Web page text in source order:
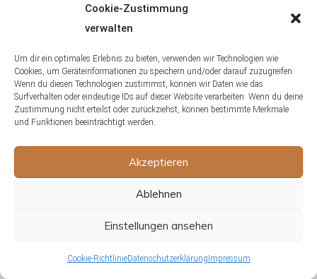
Cookie-Zustimmung
verwalten
Um dir ein optimales Erlebnis zu bieten, verwenden wir Technologien wie
Cookies, um Geräteinformationen zu speichern und/oder darauf zuzugreifen.
Wenn du diesen Technologien zustimmst, können wir Daten wie das
Surfverhalten oder eindeutige IDs auf dieser Website verarbeiten. Wenn du deine
Zustimmung nicht erteilst oder zurückziehst, können bestimmte Merkmale
und Funktionen beeinträchtigt werden.
Akzeptieren
Ablehnen
Einstellungen ansehen
Cookie-RichtlinieDatenschutzerklärung Impressum
Füttere dein Rosenköpfchen täglich mit etwa
und biete zusätzlich frisches Obst, Gemüse
und Kräuter an. Gib ihm alle paar Tage ein
bisschen Grit und Sepiaschale für den
Mineralstoffbedarf. Achte darauf, das Futter
Routine zu etablieren und die Gesundheit
deines Rosenköpfchens zu fördern.